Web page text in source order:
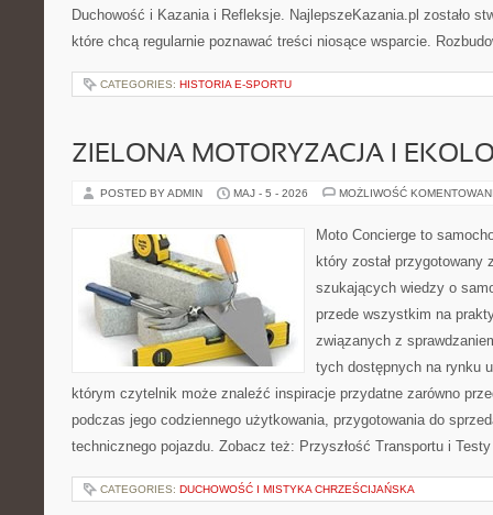
Duchowość i Kazania i Refleksje. NajlepszeKazania.pl zostało
które chcą regularnie poznawać treści niosące wsparcie.
CATEGORIES: HISTORIA E-SPORTU
ZIELONA MOTORYZACJA I
POSTED BY ADMIN MAJ - 5 - 2026 MOŻLIWOŚĆ
Moto Concierge to
który został przygotowany
szukających wiedzy o
przede wszystkim na
związanych z
tych dostępnych na rynku
którym czytelnik może znaleźć inspiracje przydatne zarówno
podczas jego codziennego użytkowania, przygotowania do
technicznego pojazdu. Zobacz też: Przyszłość Transportu i
CATEGORIES: DUCHOWOŚĆ I MISTYKA CHRZEŚCIJAŃSKA